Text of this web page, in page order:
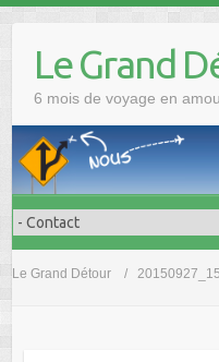
Le Grand
6 mois de voyage en
Le Grand Détour